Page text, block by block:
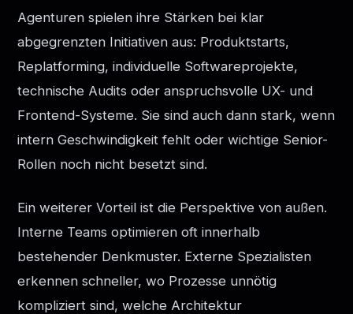
Agenturen spielen ihre Stärken bei klar
abgegrenzten Initiativen aus: Produktstarts,
Replatforming, individuelle Softwareprojekte,
technische Audits oder anspruchsvolle UX- und
Frontend-Systeme. Sie sind auch dann stark, wenn
intern Geschwindigkeit fehlt oder wichtige Senior-
Rollen noch nicht besetzt sind.
Ein weiterer Vorteil ist die Perspektive von außen.
Interne Teams optimieren oft innerhalb
bestehender Denkmuster. Externe Spezialisten
erkennen schneller, wo Prozesse unnötig
kompliziert sind, welche Architektur